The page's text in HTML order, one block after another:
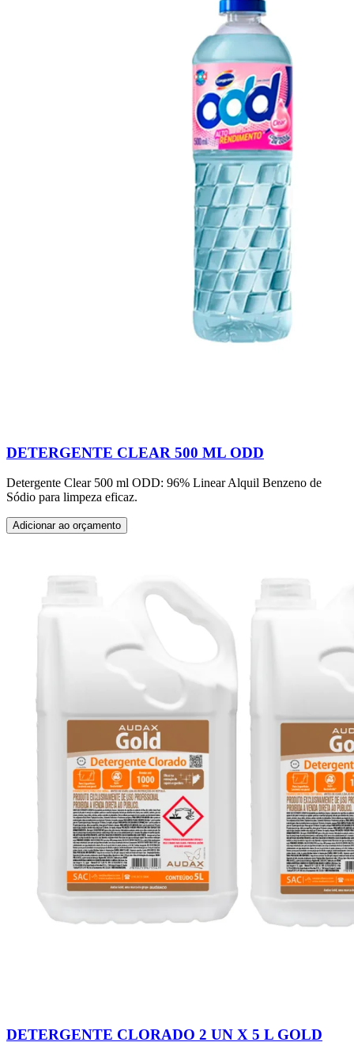
DETERGENTE CLEAR 500 ML ODD
Detergente Clear 500 ml ODD: 96% Linear Alquil Benzeno de
Sódio para limpeza eficaz.
Adicionar ao orçamento
DETERGENTE CLORADO 2 UN X 5 L GOLD